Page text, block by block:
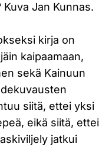
Jan Kunnas.
kirja on
kaipaamaan,
sekä Kainuun
siitä, ettei yksi
eikä siitä, ettei
jatkui